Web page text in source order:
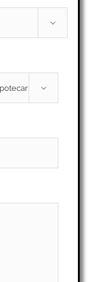

